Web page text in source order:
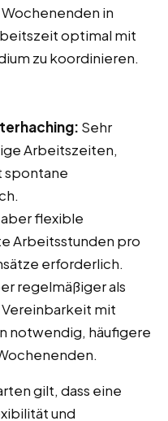
in
optimal mit
zu koordinieren.
Sehr
Arbeitszeiten,
spontane
flexible
Arbeitsstunden pro
erforderlich.
regelmäßiger als
mit
notwendig, häufigere
gilt, dass eine
und